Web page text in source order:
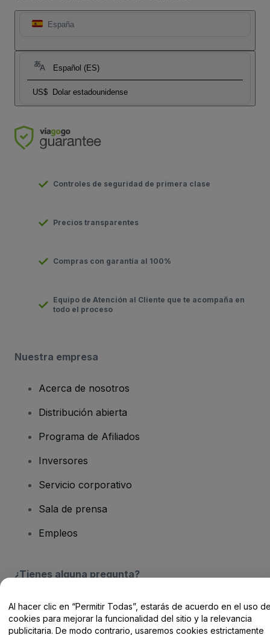
España
Español (ES)
US$ Dolar estadounidense
Controles de seguridad de primera clase
Precios transparentes
Compras con garantía al 100%
Equipo de Atención al Cliente que te acompaña en
todo el proceso
Nuestra empresa
Acerca de nosotros
Distribución abierta
Programa de Afiliados
Inversores
Servicio corporativo
Sala de prensa
Empleos
¿Tienes alguna pregunta?
Centro de Ayuda / Contacto
Al hacer clic en “Permitir Todas”, estarás de acuerdo en el uso
cookies para mejorar la funcionalidad del sitio y la relevancia
publicitaria. De modo contrario, usaremos cookies estrictamente